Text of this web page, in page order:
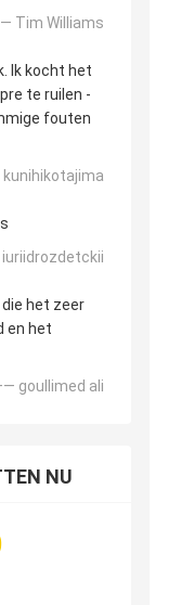
Tim Williams
Ik kocht het
te ruilen -
fouten
die het zeer
en het
goullimed ali
NU